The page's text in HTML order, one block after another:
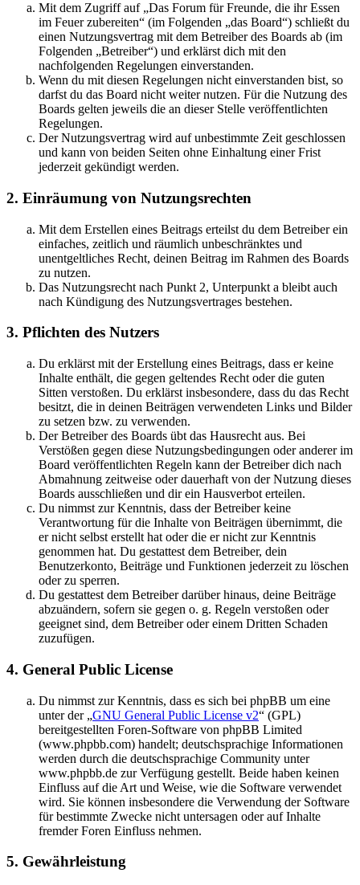
Mit dem Zugriff auf „Das Forum für Freunde, die ihr Essen
im Feuer zubereiten“ (im Folgenden „das Board“) schließt du
einen Nutzungsvertrag mit dem Betreiber des Boards ab (im
Folgenden „Betreiber“) und erklärst dich mit den
nachfolgenden Regelungen einverstanden.
Wenn du mit diesen Regelungen nicht einverstanden bist, so
darfst du das Board nicht weiter nutzen. Für die Nutzung des
Boards gelten jeweils die an dieser Stelle veröffentlichten
Regelungen.
Der Nutzungsvertrag wird auf unbestimmte Zeit geschlossen
und kann von beiden Seiten ohne Einhaltung einer Frist
jederzeit gekündigt werden.
2. Einräumung von Nutzungsrechten
Mit dem Erstellen eines Beitrags erteilst du dem Betreiber ein
einfaches, zeitlich und räumlich unbeschränktes und
unentgeltliches Recht, deinen Beitrag im Rahmen des Boards
zu nutzen.
Das Nutzungsrecht nach Punkt 2, Unterpunkt a bleibt auch
nach Kündigung des Nutzungsvertrages bestehen.
3. Pflichten des Nutzers
Du erklärst mit der Erstellung eines Beitrags, dass er keine
Inhalte enthält, die gegen geltendes Recht oder die guten
Sitten verstoßen. Du erklärst insbesondere, dass du das Recht
besitzt, die in deinen Beiträgen verwendeten Links und Bilder
zu setzen bzw. zu verwenden.
Der Betreiber des Boards übt das Hausrecht aus. Bei
Verstößen gegen diese Nutzungsbedingungen oder anderer im
Board veröffentlichten Regeln kann der Betreiber dich nach
Abmahnung zeitweise oder dauerhaft von der Nutzung dieses
Boards ausschließen und dir ein Hausverbot erteilen.
Du nimmst zur Kenntnis, dass der Betreiber keine
Verantwortung für die Inhalte von Beiträgen übernimmt, die
er nicht selbst erstellt hat oder die er nicht zur Kenntnis
genommen hat. Du gestattest dem Betreiber, dein
Benutzerkonto, Beiträge und Funktionen jederzeit zu löschen
oder zu sperren.
Du gestattest dem Betreiber darüber hinaus, deine Beiträge
abzuändern, sofern sie gegen o. g. Regeln verstoßen oder
geeignet sind, dem Betreiber oder einem Dritten Schaden
zuzufügen.
4. General Public License
Du nimmst zur Kenntnis, dass es sich bei phpBB um eine
unter der „GNU General Public License v2“ (GPL)
bereitgestellten Foren-Software von phpBB Limited
(www.phpbb.com) handelt; deutschsprachige Informationen
werden durch die deutschsprachige Community unter
www.phpbb.de zur Verfügung gestellt. Beide haben keinen
Einfluss auf die Art und Weise, wie die Software verwendet
wird. Sie können insbesondere die Verwendung der Software
für bestimmte Zwecke nicht untersagen oder auf Inhalte
fremder Foren Einfluss nehmen.
5. Gewährleistung